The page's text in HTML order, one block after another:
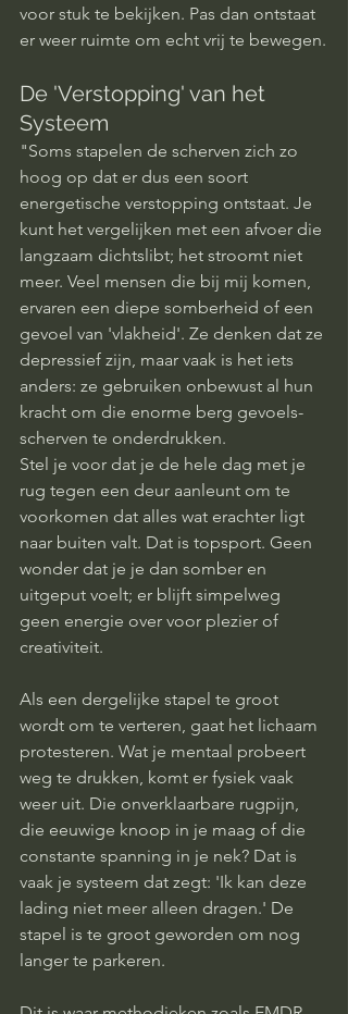
voor stuk te bekijken. Pas dan ontstaat
er weer ruimte om echt vrij te bewegen.
De 'Verstopping' van het
Systeem
"Soms stapelen de scherven zich zo
hoog op dat er dus een soort
energetische verstopping ontstaat. Je
kunt het vergelijken met een afvoer die
langzaam dichtslibt; het stroomt niet
meer. Veel mensen die bij mij komen,
ervaren een diepe somberheid of een
gevoel van 'vlakheid'. Ze denken dat ze
depressief zijn, maar vaak is het iets
anders: ze gebruiken onbewust al hun
kracht om die enorme berg gevoels-
scherven te onderdrukken.
Stel je voor dat je de hele dag met je
rug tegen een deur aanleunt om te
voorkomen dat alles wat erachter ligt
naar buiten valt. Dat is topsport. Geen
wonder dat je je dan somber en
uitgeput voelt; er blijft simpelweg
geen energie over voor plezier of
creativiteit.
Als een dergelijke stapel te groot
wordt om te verteren, gaat het lichaam
protesteren. Wat je mentaal probeert
weg te drukken, komt er fysiek vaak
weer uit. Die onverklaarbare rugpijn,
die eeuwige knoop in je maag of die
constante spanning in je nek? Dat is
vaak je systeem dat zegt: 'Ik kan deze
lading niet meer alleen dragen.' De
stapel is te groot geworden om nog
langer te parkeren.